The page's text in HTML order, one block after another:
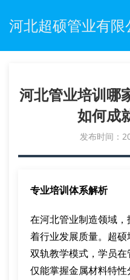
河北超硕管业有限
河北管业培训哪
如何成
发布时间：
专业培训体系解析
在河北管业制造领域
着行业发展质量。超硕
双轨教学模式，学员
仅能掌握金属材料特